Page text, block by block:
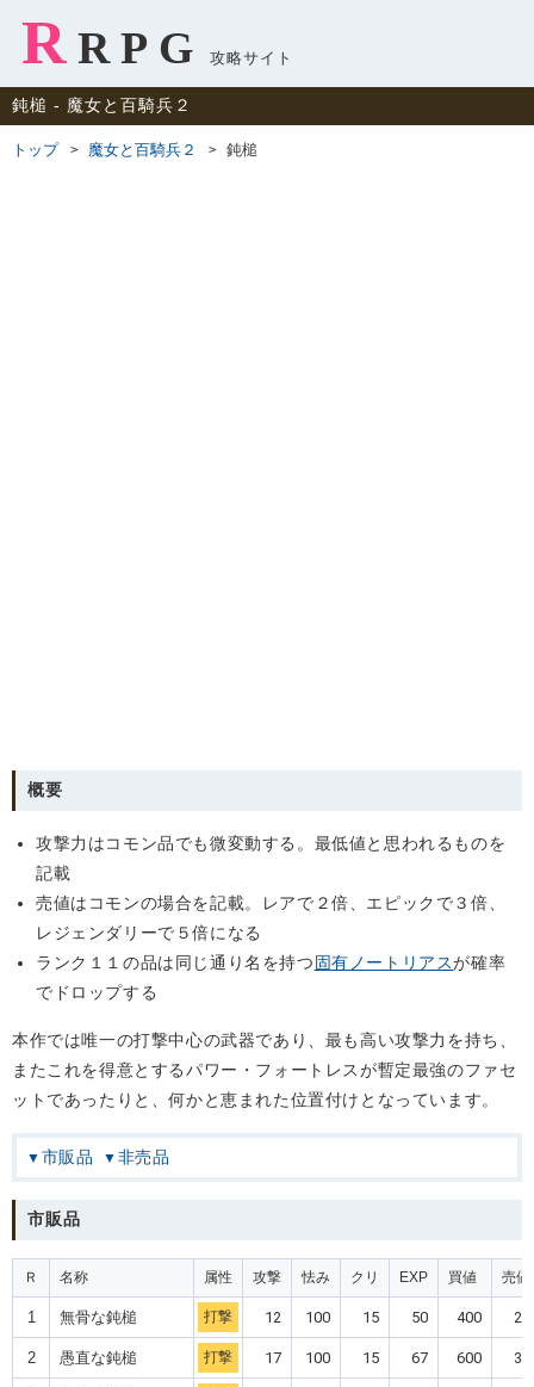
R RPG 攻略サイト
鈍槌 ‐ 魔女と百騎兵２
トップ 魔女と百騎兵２ 鈍槌
概要
攻撃力はコモン品でも微変動する。最低値と思われるものを
記載
売値はコモンの場合を記載。レアで２倍、エピックで３倍、
レジェンダリーで５倍になる
ランク１１の品は同じ通り名を持つ固有ノートリアスが確率
でドロップする
本作では唯一の打撃中心の武器であり、最も高い攻撃力を持ち、
またこれを得意とするパワー・フォートレスが暫定最強のファセ
ットであったりと、何かと恵まれた位置付けとなっています。
市販品 非売品
市販品
Ｒ 名称 属性 攻撃 怯み クリ EXP 買値 売値
1 無骨な鈍槌 打撃 12 100 15 50 400 20
2 愚直な鈍槌 打撃 17 100 15 67 600 30